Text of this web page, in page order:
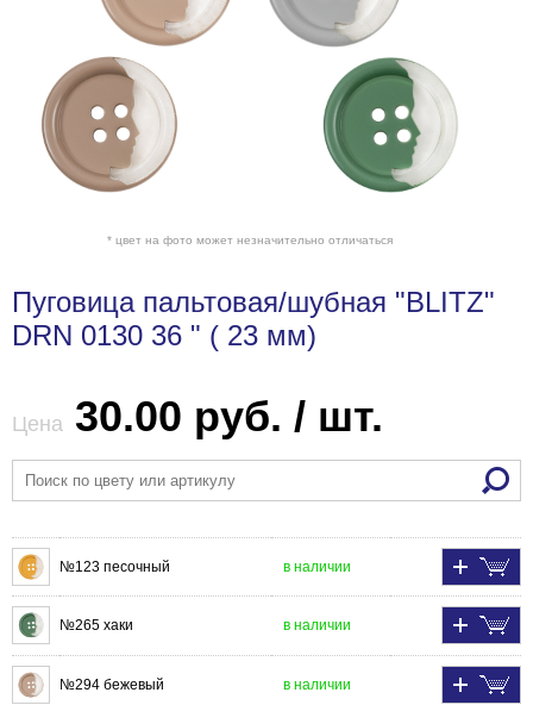
* цвет на фото может незначительно отличаться
Пуговица пальтовая/шубная "BLITZ"
DRN 0130 36 " ( 23 мм)
Цена 30.00 руб. / шт.
№123 песочный в наличии
№265 хаки в наличии
№294 бежевый в наличии